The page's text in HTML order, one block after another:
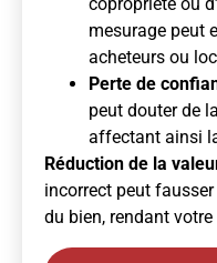
mesurage peut
acheteurs ou
Perte de
peut douter de
affectant ainsi
Réduction de la
incorrect peut
du bien, rendant